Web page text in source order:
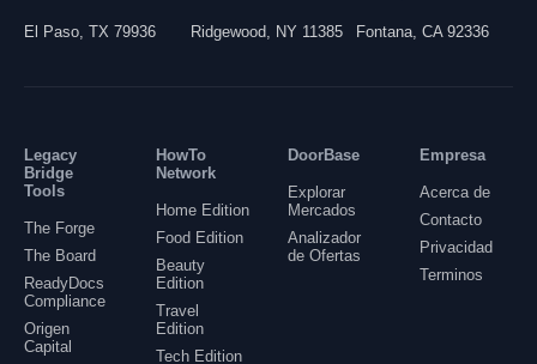
El Paso TX 79936 Ridgewood, NY 11385 Fontana ,CA 92336
Legacy
Bridge
Tools
The Forge
The Board
ReadyDocs
Compliance
Origen
Capital
HowTo
Network
Home Edition
Food Edition
Beauty
Edition
Travel
Edition
Tech Edition
DoorBase
Explorar
Mercados
Analizador
de Ofertas
Empresa
Acerca de
Contacto
Privacidad
Terminos